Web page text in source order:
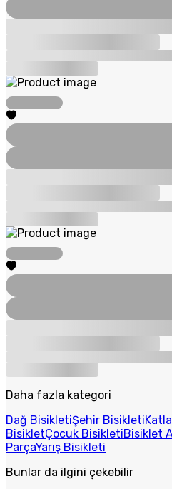
Daha fazla kategori
Dağ BisikletiŞehir Bisikleti
BisikletÇocuk BisikletiBisiklet
ParçaYarış Bisikleti
Bunlar da ilgini çekebilir